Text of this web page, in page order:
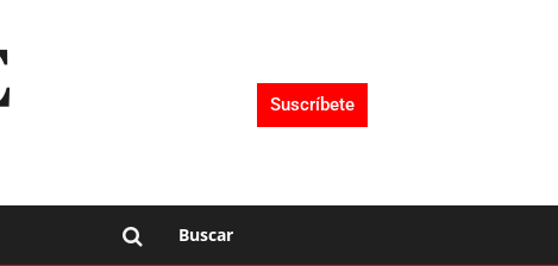
Suscríbete
Buscar